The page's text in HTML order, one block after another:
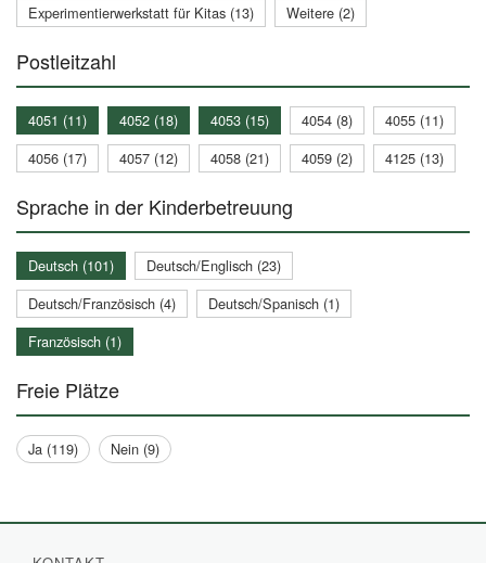
Experimentierwerkstatt für Kitas (13)
Weitere (2)
Postleitzahl
4051 (11) 4052 (18) 4053 (15) 4054 (8)
4055 (11)
4056 (17)
4057 (12) 4058 (21) 4059 (2) 4125 (13)
Sprache in der Kinderbetreuung
Deutsch (101)
Deutsch/Englisch (23)
Deutsch/Französisch (4)
Deutsch/Spanisch (1)
Französisch (1)
Freie Plätze
Ja (119) Nein (9)